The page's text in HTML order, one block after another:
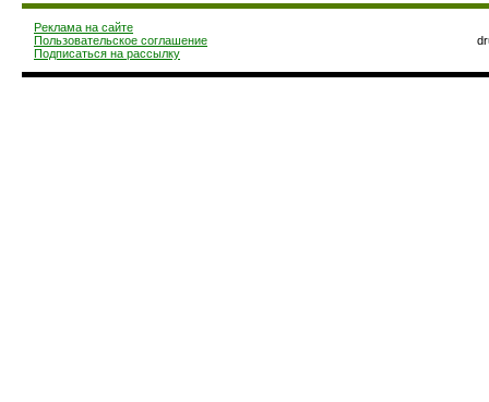
Реклама на сайте
Пользовательское соглашение
Подписаться на рассылку